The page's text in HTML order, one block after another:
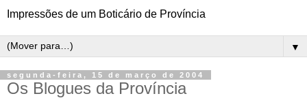
Impressões de um Boticário de Província
▼
segunda-feira, 15 de março de 2004
Os Blogues da Província